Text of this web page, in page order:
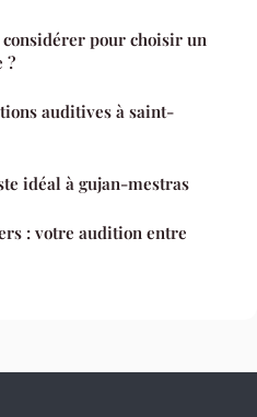
pour choisir un
?
auditives à saint-
idéal à gujan-mestras
: votre audition entre